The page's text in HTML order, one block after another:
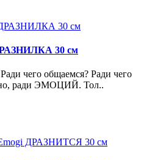
30 см
чего общаемся? Ради чего
ради ЭМОЦИЙ. Тол..